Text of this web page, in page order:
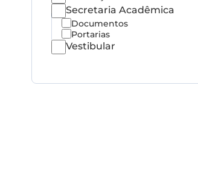
Secretaria Acadêmica
Documentos
Portarias
Vestibular